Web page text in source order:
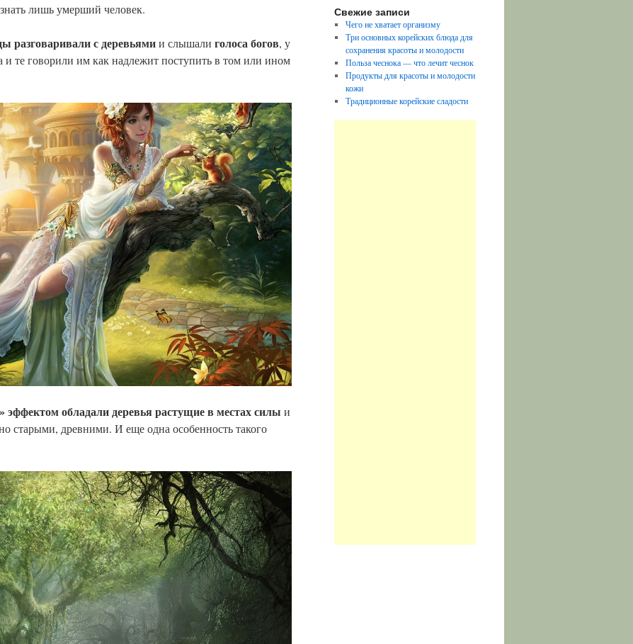
лишь умерший человек.
разговаривали с деревьямии слышали голоса богов, у
и те говорили им как надлежит поступить в том или ином
эффектом обладали деревья растущие в местах силы и
старыми, древними. И еще одна особенность такого
Свежие записи
Чего не хватает организму
Три основных корейских блюда для
сохранения красоты и молодости
Польза чеснока — что лечит чеснок
Продукты для красоты и молодости
кожи
Традиционные корейские сладости